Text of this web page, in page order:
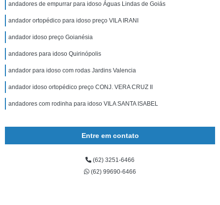
andadores de empurrar para idoso Águas Lindas de Goiás
andador ortopédico para idoso preço VILA IRANI
andador idoso preço Goianésia
andadores para idoso Quirinópolis
andador para idoso com rodas Jardins Valencia
andador idoso ortopédico preço CONJ. VERA CRUZ II
andadores com rodinha para idoso VILA SANTA ISABEL
Entre em contato
(62) 3251-6466
(62) 99690-6466